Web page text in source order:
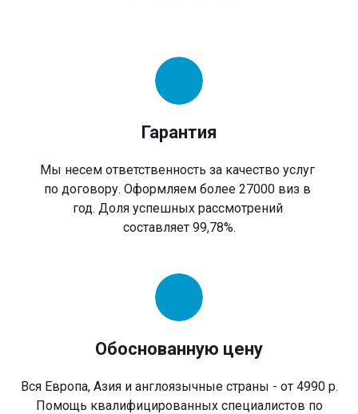
Гарантия
Мы несем ответственность за качество услуг
по договору. Оформляем более 27000 виз в
год. Доля успешных рассмотрений
составляет 99,78%.
Обоснованную цену
Вся Европа, Азия и англоязычные страны - от 4990 р.
Помощь квалифицированных специалистов по